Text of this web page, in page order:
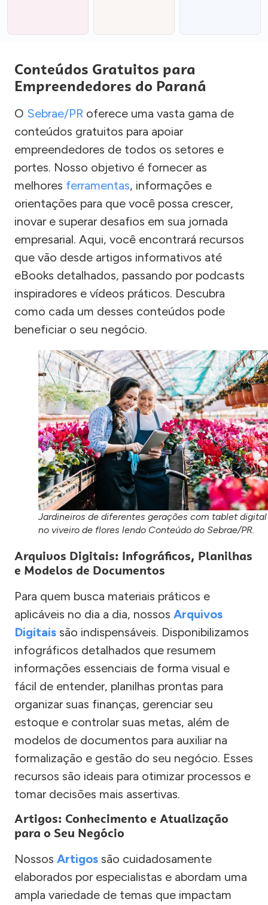
Conteúdos Gratuitos para
Empreendedores do Paraná
O Sebrae/PR oferece uma vasta gama de
conteúdos gratuitos para apoiar
empreendedores de todos os setores e
portes. Nosso objetivo é fornecer as
melhores ferramentas, informações e
orientações para que você possa crescer,
inovar e superar desafios em sua jornada
empresarial. Aqui, você encontrará recursos
que vão desde artigos informativos até
eBooks detalhados, passando por podcasts
inspiradores e vídeos práticos. Descubra
como cada um desses conteúdos pode
beneficiar o seu negócio.
Jardineiros de diferentes gerações com tablet digital
no viveiro de flores lendo Conteúdo do Sebrae/PR.
Arquivos Digitais: Infográficos, Planilhas
e Modelos de Documentos
Para quem busca materiais práticos e
aplicáveis no dia a dia, nossos Arquivos
Digitais são indispensáveis. Disponibilizamos
infográficos detalhados que resumem
informações essenciais de forma visual e
fácil de entender, planilhas prontas para
organizar suas finanças, gerenciar seu
estoque e controlar suas metas, além de
modelos de documentos para auxiliar na
formalização e gestão do seu negócio. Esses
recursos são ideais para otimizar processos e
tomar decisões mais assertivas.
Artigos: Conhecimento e Atualização
para o Seu Negócio
Nossos Artigos são cuidadosamente
elaborados por especialistas e abordam uma
ampla variedade de temas que impactam